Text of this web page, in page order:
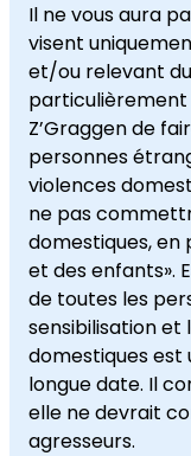
Il ne vous aura
visent
et/ou relevant du
Z’Graggen de
personnes
violences
ne pas
domestiques, en
et des enfants».
de toutes les
sensibilisation et
domestiques est
longue date. Il
elle ne devrait
agresseurs.